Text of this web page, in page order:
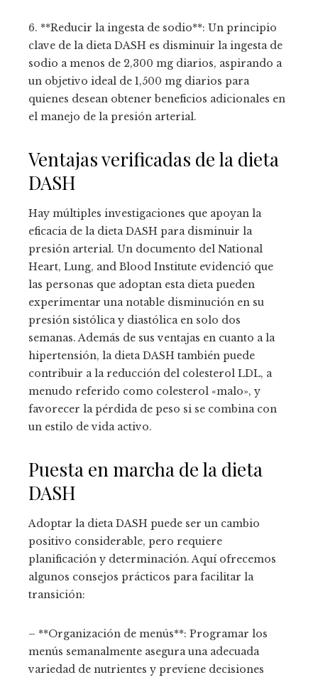
6. **Reducir la ingesta de sodio**: Un principio
clave de la dieta DASH es disminuir la ingesta de
sodio a menos de 2,300 mg diarios, aspirando a
un objetivo ideal de 1,500 mg diarios para
quienes desean obtener beneficios adicionales en
el manejo de la presión arterial.
Ventajas verificadas de la dieta
DASH
Hay múltiples investigaciones que apoyan la
eficacia de la dieta DASH para disminuir la
presión arterial. Un documento del National
Heart, Lung, and Blood Institute evidenció que
las personas que adoptan esta dieta pueden
experimentar una notable disminución en su
presión sistólica y diastólica en solo dos
semanas. Además de sus ventajas en cuanto a la
hipertensión, la dieta DASH también puede
contribuir a la reducción del colesterol LDL, a
menudo referido como colesterol «malo», y
favorecer la pérdida de peso si se combina con
un estilo de vida activo.
Puesta en marcha de la dieta
DASH
Adoptar la dieta DASH puede ser un cambio
positivo considerable, pero requiere
planificación y determinación. Aquí ofrecemos
algunos consejos prácticos para facilitar la
transición:
– **Organización de menús**: Programar los
menús semanalmente asegura una adecuada
variedad de nutrientes y previene decisiones